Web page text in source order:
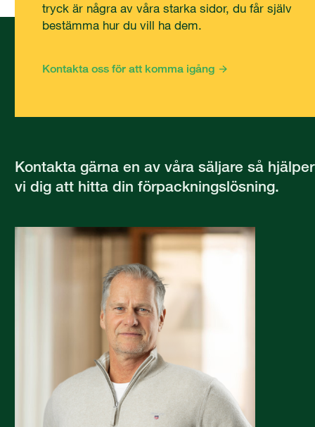
tryck är några av våra starka sidor, du får själv
bestämma hur du vill ha dem.
Kontakta oss för att komma igång
Kontakta gärna en av våra säljare så hjälper
vi dig att hitta din förpackningslösning.